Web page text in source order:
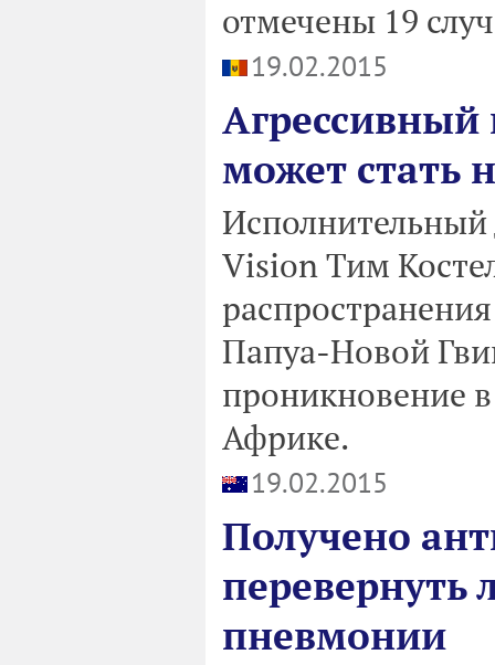
отмечены 19
19.02.2015
Агрессивный
может стать
Исполнительный
Vision Тим
Папуа-Новой
проникновение
Африке.
19.02.2015
Получено
перевернуть
пневмонии